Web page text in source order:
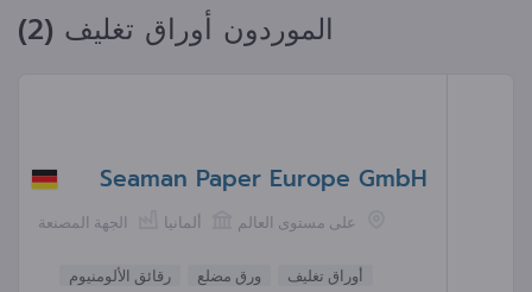
الموردون أوراق تغليف (2)
Seaman Paper Europe GmbH
الجهة المصنعة ألمانيا على مستوى العالم
أوراق تغليف ورق مضلع
رقائق الألومنيوم